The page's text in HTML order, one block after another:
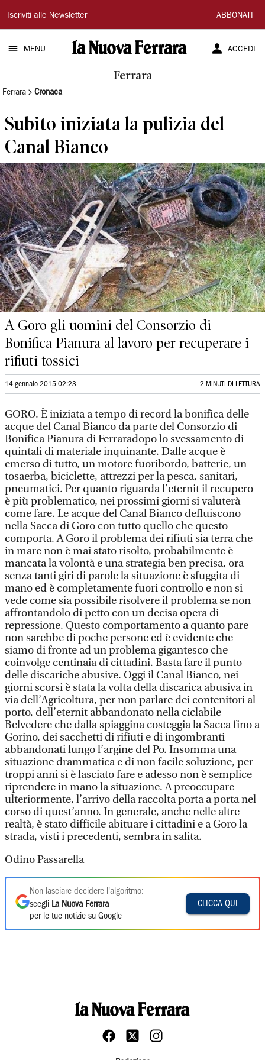
La
Nuova
Ferrara
Iscriviti alle Newsletter ABBONATI
MENU ACCEDI
Ferrara
Ferrara Cronaca
Subito iniziata la pulizia del
Canal Bianco
A Goro gli uomini del Consorzio di
Bonifica Pianura al lavoro per recuperare i
rifiuti tossici
14 gennaio 2015 02:23 2 MINUTI DI LETTURA
GORO. È iniziata a tempo di record la bonifica delle
acque del Canal Bianco da parte del Consorzio di
Bonifica Pianura di Ferraradopo lo svessamento di
quintali di materiale inquinante. Dalle acque è
emerso di tutto, un motore fuoribordo, batterie, un
tosaerba, biciclette, attrezzi per la pesca, sanitari,
pneumatici. Per quanto riguarda l’eternit il recupero
è più problematico, nei prossimi giorni si valuterà
come fare. Le acque del Canal Bianco defluiscono
nella Sacca di Goro con tutto quello che questo
comporta. A Goro il problema dei rifiuti sia terra che
in mare non è mai stato risolto, probabilmente è
mancata la volontà e una strategia ben precisa, ora
senza tanti giri di parole la situazione è sfuggita di
mano ed è completamente fuori controllo e non si
vede come sia possibile risolvere il problema se non
affrontandolo di petto con un decisa opera di
repressione. Questo comportamento a quanto pare
non sarebbe di poche persone ed è evidente che
siamo di fronte ad un problema gigantesco che
coinvolge centinaia di cittadini. Basta fare il punto
delle discariche abusive. Oggi il Canal Bianco, nei
giorni scorsi è stata la volta della discarica abusiva in
via dell’Agricoltura, per non parlare dei contenitori al
porto, dell’eternit abbandonato nella ciclabile
Belvedere che dalla spiaggina costeggia la Sacca fino a
Gorino, dei sacchetti di rifiuti e di ingombranti
abbandonati lungo l’argine del Po. Insomma una
situazione drammatica e di non facile soluzione, per
troppi anni si è lasciato fare e adesso non è semplice
riprendere in mano la situazione. A preoccupare
ulteriormente, l’arrivo della raccolta porta a porta nel
corso di quest’anno. In generale, anche nelle altre
realtà, è stato difficile abituare i cittadini e a Goro la
strada, visti i precedenti, sembra in salita.
Odino Passarella
Non lasciare decidere l'algoritmo:
scegli La Nuova Ferrara
per le tue notizie su Google
CLICCA QUI